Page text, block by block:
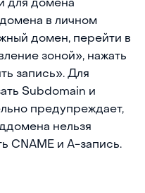
для домена
в личном
домен, перейти в
зоной», нажать
запись». Для
Subdomain и
предупреждает,
нельзя
CNAME и A-запись.